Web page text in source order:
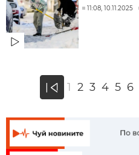
11:08, 10.11.2025
« 1 2 3 4 5 6